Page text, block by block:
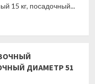
15 кг, посадочный...
ДИАМЕТР 51